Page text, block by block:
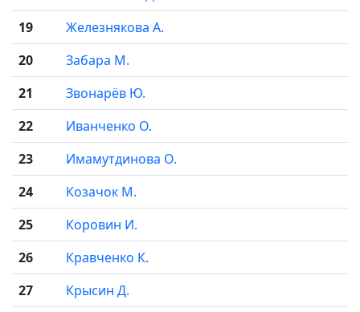
19
Железнякова А.
20
Забара М.
21
Звонарёв Ю.
22
Иванченко О.
23
Имамутдинова О.
24
Козачок М.
25
Коровин И.
26
Кравченко К.
27
Крысин Д.